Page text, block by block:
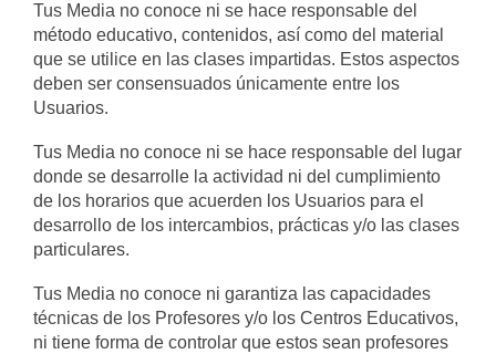
Tus Media no conoce ni se hace responsable del
método educativo, contenidos, así como del material
que se utilice en las clases impartidas. Estos aspectos
deben ser consensuados únicamente entre los
Usuarios.
Tus Media no conoce ni se hace responsable del lugar
donde se desarrolle la actividad ni del cumplimiento
de los horarios que acuerden los Usuarios para el
desarrollo de los intercambios, prácticas y/o las clases
particulares.
Tus Media no conoce ni garantiza las capacidades
técnicas de los Profesores y/o los Centros Educativos,
ni tiene forma de controlar que estos sean profesores